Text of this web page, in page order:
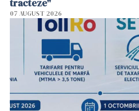
tracteze"
07 AUGUST 2026